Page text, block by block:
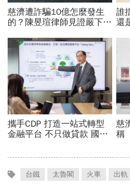
台鐵 太魯閣 火車 出軌